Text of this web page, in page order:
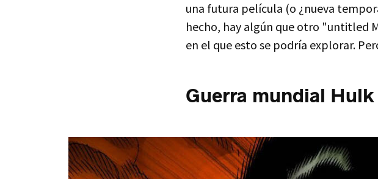
una futura película (o ¿nueva
hecho, hay algún que otro "untitled
en el que esto se podría explorar.
Guerra mundial Hulk